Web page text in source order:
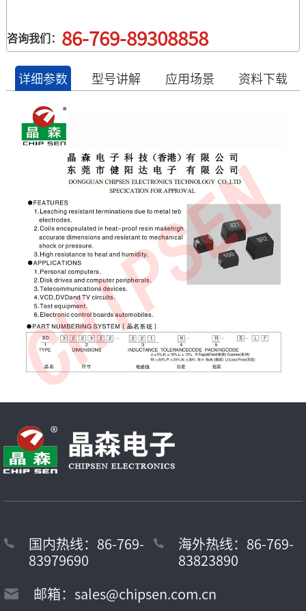
咨询我们： 86-769-89308858
详细参数 型号讲解 应用场景 资料下载
国内热线：86-769-
83979690
海外热线：86-769-
83823890
邮箱：sales@chipsen.com.cn